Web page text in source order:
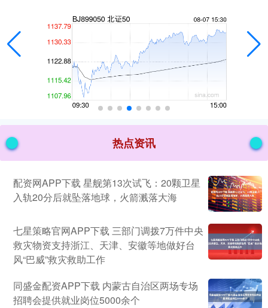
热点资讯
配资网APP下载 星舰第13次试飞：20颗卫星
入轨20分后就坠落地球，火箭溅落大海
七星策略官网APP下载 三部门调拨7万件中央
救灾物资支持浙江、天津、安徽等地做好台
风“巴威”救灾救助工作
同盛金配资APP下载 内蒙古自治区两场专场
招聘会提供就业岗位5000余个